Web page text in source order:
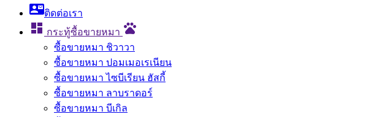
contact_mailติดต่อเรา
 กระทู้ซื้อขายหมา pets
ซื้อขายหมา ชิวาวา
ซื้อขายหมา ปอมเมอเรเนียน
ซื้อขายหมา ไซบีเรียน ฮัสกี้
ซื้อขายหมา ลาบราดอร์
ซื้อขายหมา บีเกิล